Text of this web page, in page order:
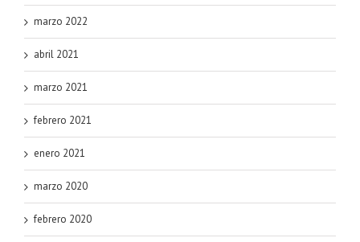
marzo 2022
abril 2021
marzo 2021
febrero 2021
enero 2021
marzo 2020
febrero 2020